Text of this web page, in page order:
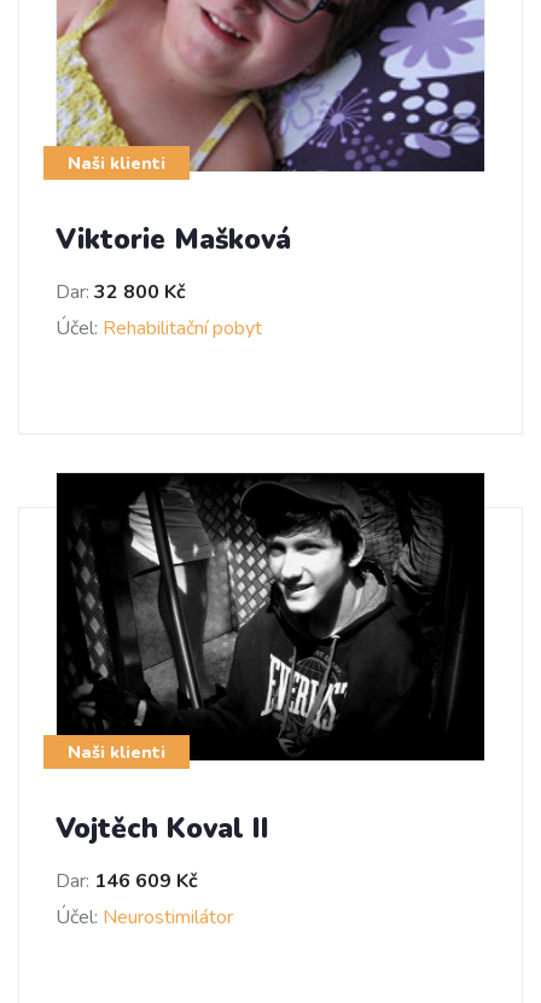
Naši klienti
Viktorie Mašková
Dar: 32 800 Kč
Účel: Rehabilitační pobyt
Naši klienti
Vojtěch Koval II
Dar: 146 609 Kč
Účel: Neurostimilátor